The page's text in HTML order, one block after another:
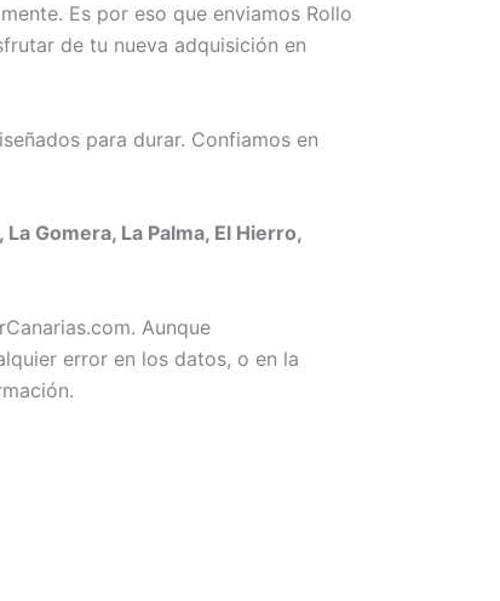
Es por eso que enviamos Rollo
de tu nueva adquisición en
para durar. Confiamos en
Gomera, La Palma, El Hierro,
Aunque
error en los datos, o en la